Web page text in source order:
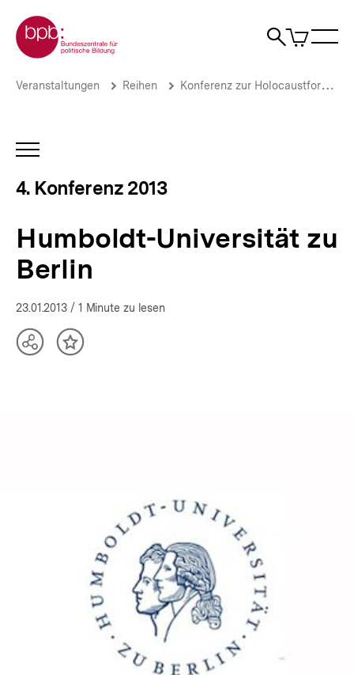
zum
Seiteninhalt
springen
Zur Startseite der bpb
Suche
Artikel
im
Humboldt-
Volksgemeinschaft
Ausgrenzungsgemeinschaft
Brotkrümelnavigation
Pfadnavigation
Veranstaltungen Reihen Konferenz zur Holocaustforschung
INHALTSNAVIGATION
4. Konferenz 2013
Humboldt-Universität zu
Berlin
23.01.2013 / 1 Minute zu lesen
TeilenInhalt
In
Lightbox
öffnen